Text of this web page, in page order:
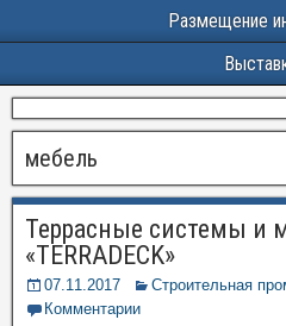
Размещение
мебель
Террасные системы и
«TERRADECK»
07.11.2017
Строительная
Комментарии